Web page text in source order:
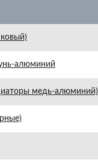
алюминий
медь-алюминий)